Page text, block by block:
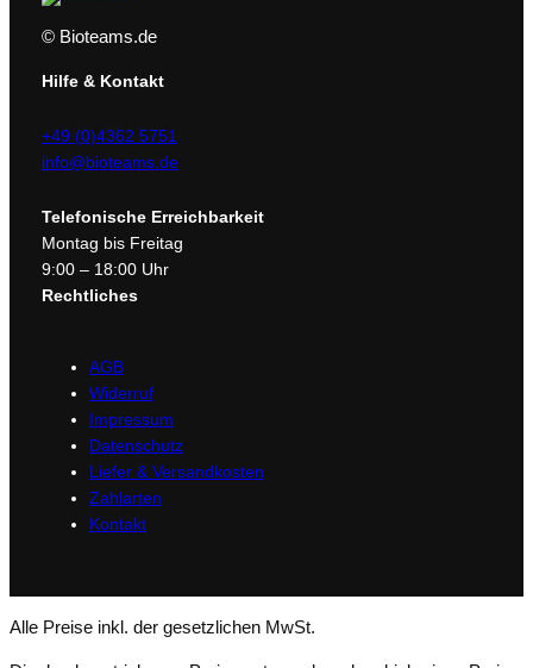
© Bioteams.de
Hilfe & Kontakt
+49 (0)4362 5751
info@bioteams.de
Telefonische Erreichbarkeit
Montag bis Freitag
9:00 – 18:00 Uhr
Rechtliches
AGB
Widerruf
Impressum
Datenschutz
Liefer & Versandkosten
Zahlarten
Kontakt
Alle Preise inkl. der gesetzlichen MwSt.